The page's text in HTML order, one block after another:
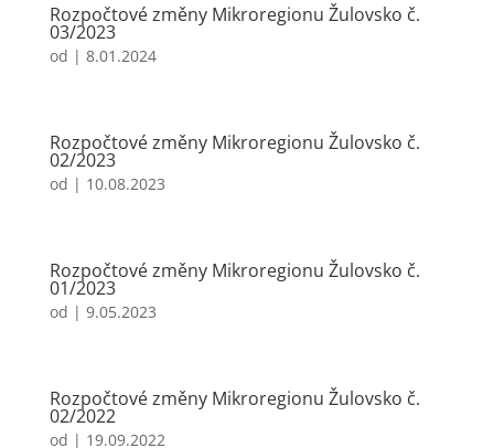
Rozpočtové změny Mikroregionu Žulovsko č.
03/2023
od | 8.01.2024
Rozpočtové změny Mikroregionu Žulovsko č.
02/2023
od | 10.08.2023
Rozpočtové změny Mikroregionu Žulovsko č.
01/2023
od | 9.05.2023
Rozpočtové změny Mikroregionu Žulovsko č.
02/2022
od | 19.09.2022